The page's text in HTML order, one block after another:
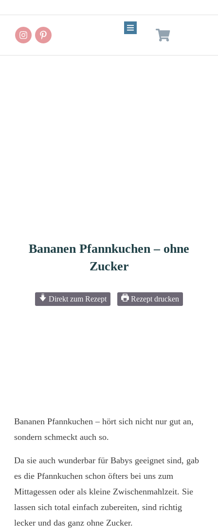
Bananen Pfannkuchen – ohne
Zucker
Direkt zum Rezept Rezept drucken
Bananen Pfannkuchen – hört sich nicht nur gut an,
sondern schmeckt auch so.
Da sie auch wunderbar für Babys geeignet sind, gab
es die Pfannkuchen schon öfters bei uns zum
Mittagessen oder als kleine Zwischenmahlzeit. Sie
lassen sich total einfach zubereiten, sind richtig
lecker und das ganz ohne Zucker.